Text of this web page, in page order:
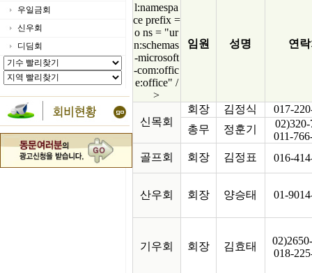
우일금회
신우회
디딤회
l:namespa
ce prefix =
o ns = "ur
n:schemas
-microsoft
-com:offic
e:office" /
>
임원 성명 연
신목회
회장 김정식
017-
총무
정훈기
011-
골프회
회장 김정표 016-
산우회 회장 양승태 01-
기우회 회장 김효태
018-